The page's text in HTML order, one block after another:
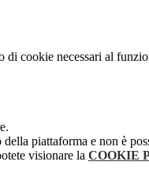
cookie necessari al
piattaforma e non è
visionare la COOKIE